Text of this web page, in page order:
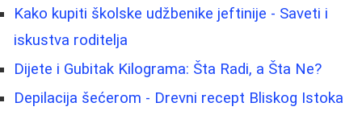
Kako kupiti školske udžbenike jeftinije - Saveti i
iskustva roditelja
Dijete i Gubitak Kilograma: Šta Radi, a Šta Ne?
Depilacija šećerom - Drevni recept Bliskog Istoka